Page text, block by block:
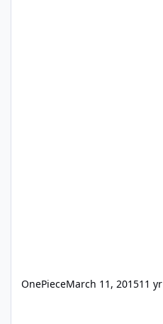
OnePieceMarch 11, 201511 yr